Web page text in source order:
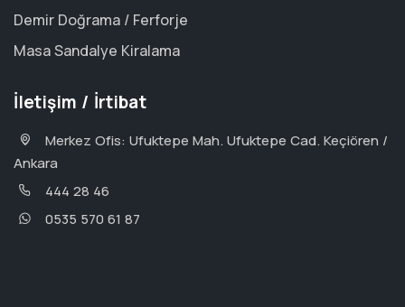
Demir Doğrama / Ferforje
Masa Sandalye Kiralama
İletişim / İrtibat
Merkez Ofis: Ufuktepe Mah. Ufuktepe Cad. Keçiören /
Ankara
444 28 46
0535 570 61 87